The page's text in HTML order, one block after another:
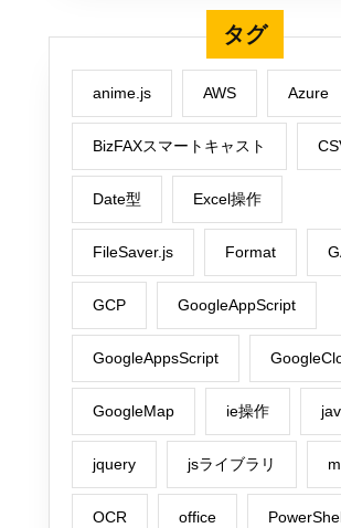
タグ
anime.js AWS Azure
BizFAXスマートキャスト
Date型 Excel操作
FileSaver.js Format
GCP GoogleAppScript
GoogleAppsScript
GoogleMap ie操作
jquery jsライブラリ
OCR office